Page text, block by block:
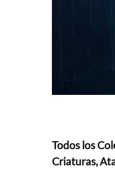
Todos los
Criaturas,